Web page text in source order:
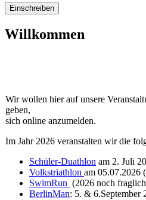
Willkommen
Wir wollen hier auf unsere
geben,
sich online anzumelden.
Im Jahr 2026 veranstalten wir die
Schüler-Duathlon am 2. Juli
Volkstriathlon am 05.07.2026
SwimRun (2026 noch
BerlinMan: 5. & 6.September